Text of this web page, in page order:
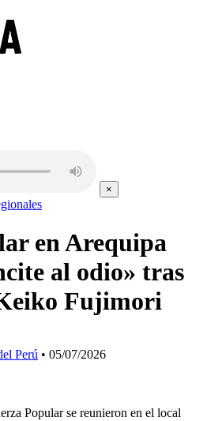
×
en Arequipa
al odio» tras
Fujimori
Perú • 05/07/2026
Popular se reunieron en el local